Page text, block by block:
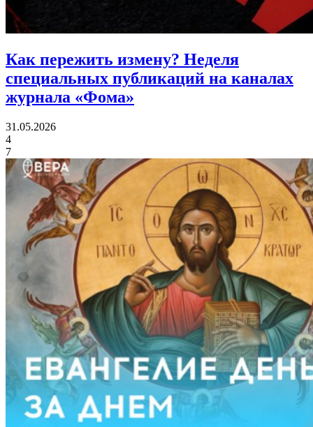
Как пережить измену? Неделя
специальных публикаций на каналах
журнала «Фома»
31.05.2026
4
7